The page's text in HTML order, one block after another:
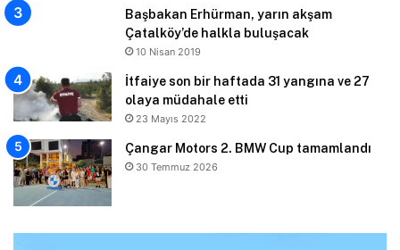
Başbakan Erhürman, yarın akşam
Çatalköy’de halkla buluşacak
10 Nisan 2019
İtfaiye son bir haftada 31 yangına ve 27
olaya müdahale etti
23 Mayıs 2022
Çangar Motors 2. BMW Cup tamamlandı
30 Temmuz 2026